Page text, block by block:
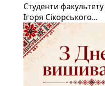
Студенти факультету
Ігоря Сікорського...